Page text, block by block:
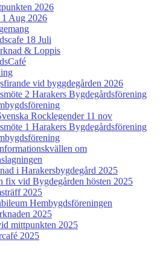
2026
1 Aug 2026
18 Juli
& Loppis
vid byggdegården 2026
2 Harakers Bygdegårdsförening
Rocklegender 11 nov
1 Harakers Bygdegårdsförening
om
i Harakersbygdegård 2025
fix vid Bygdegården hösten 2025
2025
Hembygdsföreningen
2025
mittpunkten 2025
2025